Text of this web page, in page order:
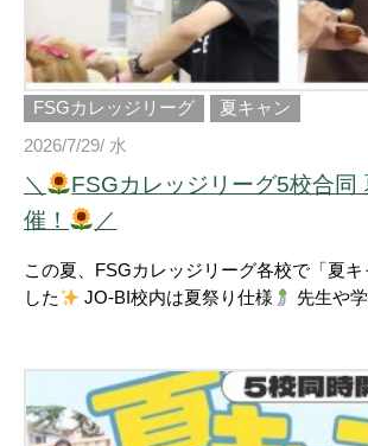
FSGカレッジリーグ
夏キャン
2026/7/29/ 水
＼
FSGカレッジリーグ5校合同
催！
／
この夏、FSGカレッジリーグ各校で「夏キ
した
JO-BI校内は夏祭り仕様
先生や
んでいただきました！ 各学科の体験授業では、普段の学び
を実際に体験
また、在校生との交流やトークライブで
は、学校生活や授業、進路選び、入試に